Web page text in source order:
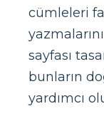
cümleleri
sayfası
bunların
yardımcı